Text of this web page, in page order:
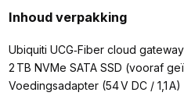
Inhoud verpakking
Ubiquiti UCG‑Fiber cloud gateway
2 TB NVMe SATA SSD (vooraf
Voedingsadapter (54 V DC / 1,1 A)